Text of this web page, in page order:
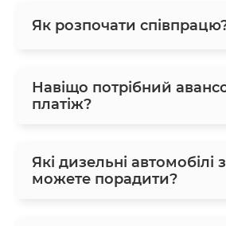
Як розпочати
Навіщо потрібний
платіж?
Які дизельні автомобілі
можете порадити?